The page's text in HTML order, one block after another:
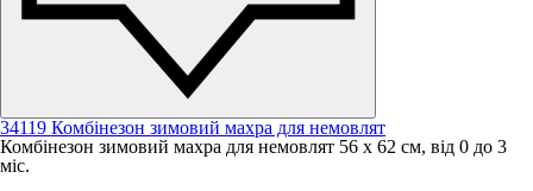
34119 Комбінезон зимовий махра для немовлят
Комбінезон зимовий махра для немовлят 56 х 62 см, від 0 до 3
міс.